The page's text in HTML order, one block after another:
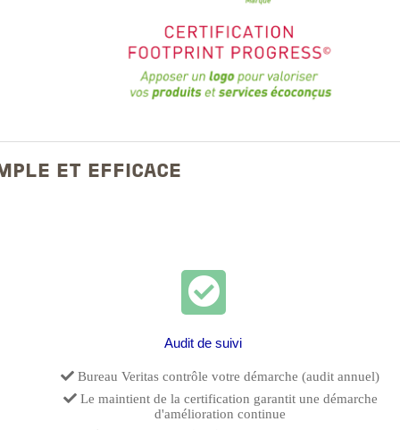
ET EFFICACE
Audit de suivi
Bureau Veritas contrôle votre démarche (audit annuel)
Le maintient de la certification garantit une démarche
d'amélioration continue